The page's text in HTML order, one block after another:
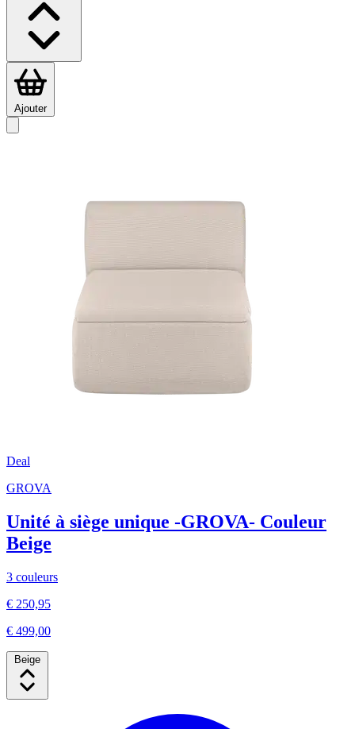
Ajouter
Deal
GROVA
Unité à siège unique -GROVA- Couleur
Beige
3 couleurs
€ 250,95
€ 499,00
Beige